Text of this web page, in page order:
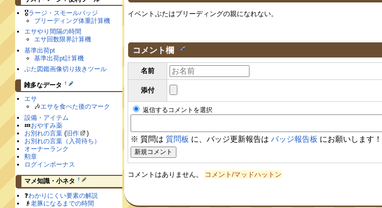
イベントぶたはブリーディングの親になれない。
コメント欄 †
名前
添付
返信するコメントを選択
※ 質問は 質問板 に、バッジ更新報告はバッジ報告板 にお願いします！
コメントはありません。 コメント/マッドハットン
🎖ラージ・スモールバッジ
ブリーディング体重計算機
エサやり間隔の時間
エサ回数限界計算機
基準出荷pt
基準出荷pt計算機
ぶた図鑑画像切り抜きツール
雑多なデータ †
エサ
🎶エサを食べた後のマーク
設備・アイテム
💤おやすみ薬
お別れの言葉 (旧作
)
お別れの言葉（入荷待ち）
オーナーランク
勲章
ログインボーナス
マメ知識・小ネタ †
❓わかりにくい要素の解説
👴老豚になるまでの時間